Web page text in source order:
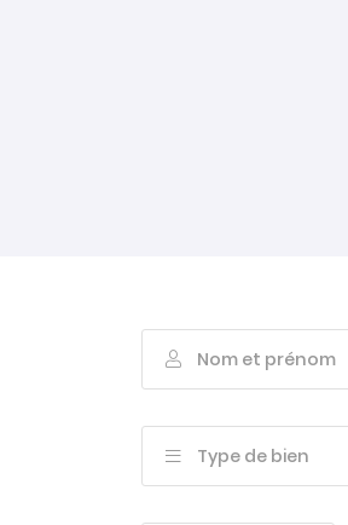
 Nom et prénom
 Type de bien